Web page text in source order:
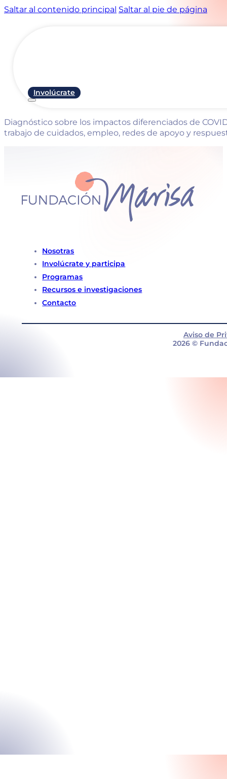
Saltar al contenido principal Saltar al pie de página
Involúcrate
Diagnóstico sobre los impactos diferenciados de
trabajo de cuidados, empleo, redes de apoyo y
Nosotras
Involúcrate y participa
Programas
Recursos e investigaciones
Contacto
2026 ©
Aviso de